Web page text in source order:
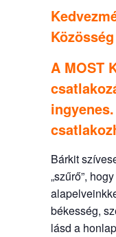
A MOST
Bárkit
„szűrő”,
békesség,
lásd a